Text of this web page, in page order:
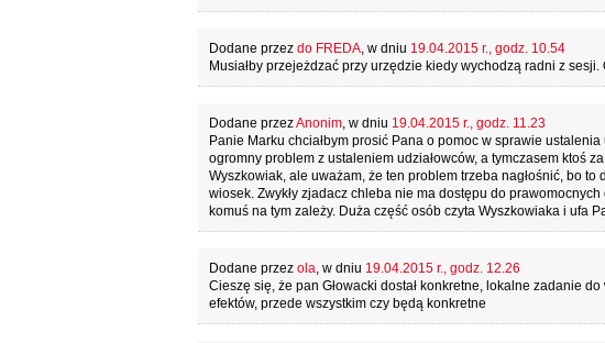
Dodane przez do FREDA, w dniu 19.04.2015 r., godz. 10.54
Musiałby przejeżdzać przy urzędzie kiedy wychodzą radni z sesji.
Dodane przezAnonim, w dniu 19.04.2015 r., godz. 11.23
Panie Marku chciałbym prosić Pana o pomoc w sprawie
ogromny problem z ustaleniem udziałowców, a tymczasem ktoś
Wyszkowiak, ale uważam, że ten problem trzeba nagłośnić, bo
wiosek. Zwykły zjadacz chleba nie ma dostępu do
komuś na tym zależy. Duża część osób czyta Wyszkowiaka i ufa
Dodane przez ola, w dniu 19.04.2015 r., godz. 12.26
Cieszę się, że pan Głowacki dostał konkretne, lokalne zadanie
efektów, przede wszystkim czy będą konkretne